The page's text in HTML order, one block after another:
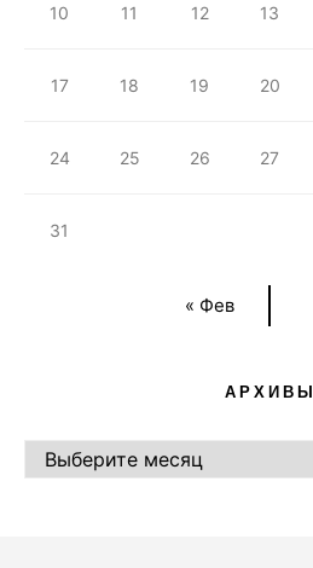
« Фев
10 11 12 13
17 18 19 20
24 25 26 27
31
АРХИВЫ